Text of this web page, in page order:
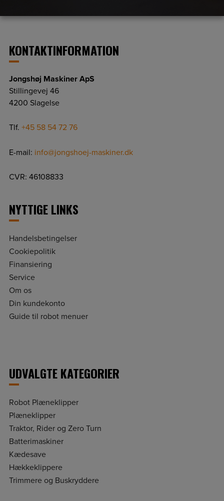
KONTAKTINFORMATION
Jongshøj Maskiner ApS
Stillingevej 46
4200 Slagelse
Tlf. +45 58 54 72 76
E-mail: info@jongshoej-maskiner.dk
CVR: 46108833
NYTTIGE LINKS
Handelsbetingelser
Cookiepolitik
Finansiering
Service
Om os
Din kundekonto
Guide til robot menuer
UDVALGTE KATEGORIER
Robot Plæneklipper
Plæneklipper
Traktor, Rider og Zero Turn
Batterimaskiner
Kædesave
Hækkeklippere
Trimmere og Buskryddere